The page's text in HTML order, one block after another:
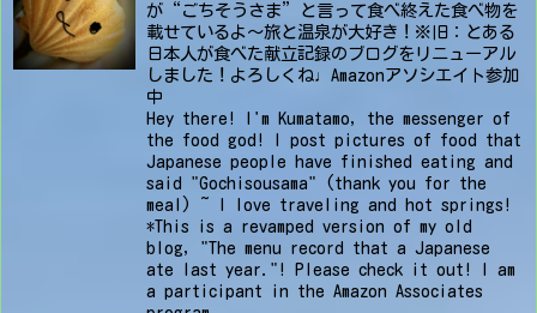
が“ごちそうさま”と言って食べ終えた食べ物を
載せているよ〜旅と温泉が大好き！※旧：とある
日本人が食べた献立記録のブログをリニューアル
しました！よろしくね♩Amazonアソシエイト参加
中
Hey there! I'm Kumatamo, the messenger of
the food god! I post pictures of food that
Japanese people have finished eating and
said "Gochisousama" (thank you for the
meal) ~ I love traveling and hot springs!
*This is a revamped version of my old
blog, "The menu record that a Japanese
ate last year."! Please check it out! I am
a participant in the Amazon Associates